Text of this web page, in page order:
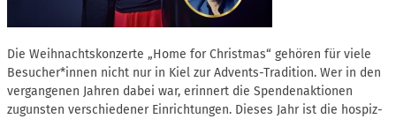
Die Weihnachtskonzerte „Home for Christmas“ gehören für viele
Besucher*innen nicht nur in Kiel zur Advents-Tradition. Wer in den
vergangenen Jahren dabei war, erinnert die Spendenaktionen
zugunsten verschiedener Einrichtungen. Dieses Jahr ist die hospiz-